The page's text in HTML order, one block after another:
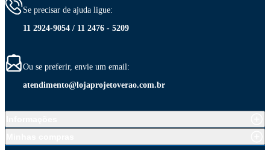
Se precisar de ajuda ligue:
11 2924-9054 / 11 2476 - 5209
Ou se preferir, envie um email:
atendimento@lojaprojetoverao.com.br